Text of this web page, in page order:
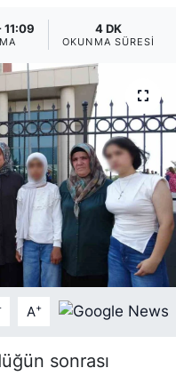
4 DK
OKUNMA SÜRESI
A+
sonrası